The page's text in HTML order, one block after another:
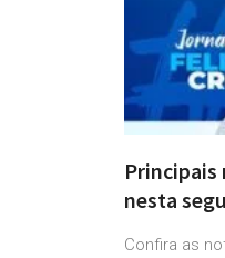
Principais
nesta
Confira as